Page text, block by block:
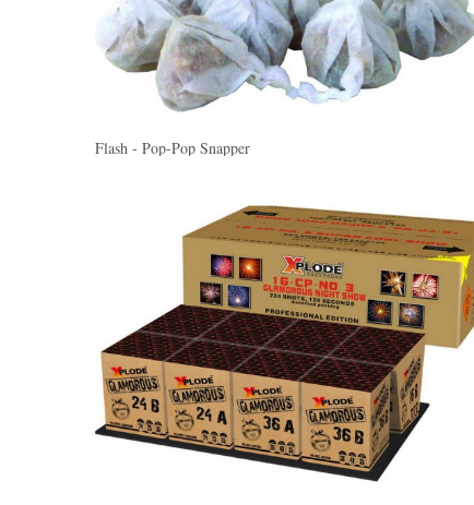
Flash - Pop-Pop Snapper